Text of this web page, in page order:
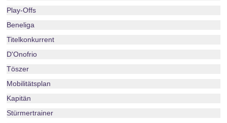
Play-Offs
Beneliga
Titelkonkurrent
D'Onofrio
Töszer
Mobilitätsplan
Kapitän
Stürmertrainer